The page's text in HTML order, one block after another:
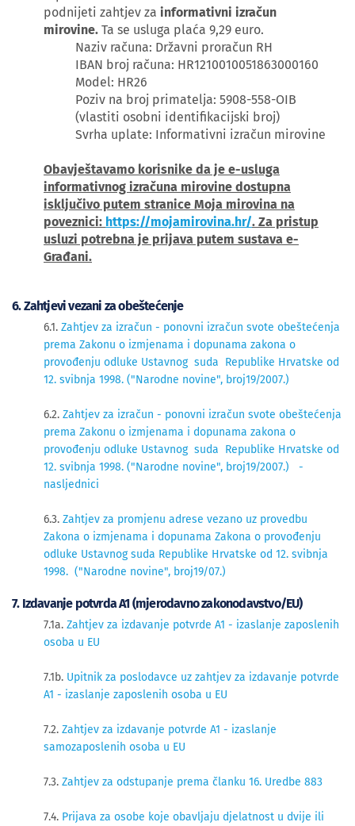
podnijeti zahtjev za informativni izračun
mirovine. Ta se usluga plaća 9,29 euro.
Naziv računa: Državni proračun RH
IBAN broj računa: HR1210010051863000160
Model: HR26
Poziv na broj primatelja: 5908-558-OIB
(vlastiti osobni identifikacijski broj)
Svrha uplate: Informativni izračun mirovine
Obavještavamo korisnike da je e-usluga
informativnog izračuna mirovine dostupna
isključivo putem stranice Moja mirovina na
poveznici: https://mojamirovina.hr/. Za pristup
usluzi potrebna je prijava putem sustava e-
Građani.
6. Zahtjevi vezani za obeštećenje
6.1. Zahtjev za izračun - ponovni izračun svote obeštećenja
prema Zakonu o izmjenama i dopunama zakona o
provođenju odluke Ustavnog suda Republike Hrvatske od
12. svibnja 1998. ("Narodne novine", broj19/2007.)
6.2. Zahtjev za izračun - ponovni izračun svote obeštećenja
prema Zakonu o izmjenama i dopunama zakona o
provođenju odluke Ustavnog suda Republike Hrvatske od
12. svibnja 1998. ("Narodne novine", broj19/2007.) -
nasljednici
6.3. Zahtjev za promjenu adrese vezano uz provedbu
Zakona o izmjenama i dopunama Zakona o provođenju
odluke Ustavnog suda Republike Hrvatske od 12. svibnja
1998. ("Narodne novine", broj19/07.)
7. Izdavanje potvrda A1 (mjerodavno zakonodavstvo/EU)
7.1a. Zahtjev za izdavanje potvrde A1 - izaslanje zaposlenih
osoba u EU
7.1b. Upitnik za poslodavce uz zahtjev za izdavanje potvrde
A1 - izaslanje zaposlenih osoba u EU
7.2. Zahtjev za izdavanje potvrde A1 - izaslanje
samozaposlenih osoba u EU
7.3. Zahtjev za odstupanje prema članku 16. Uredbe 883
7.4. Prijava za osobe koje obavljaju djelatnost u dvije ili